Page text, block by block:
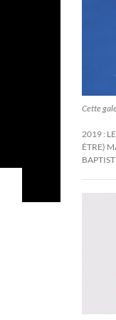
Cette
2019 :
ÊTRE)